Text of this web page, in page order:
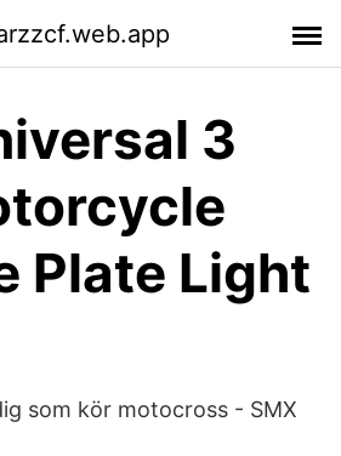
3
Plate Light
som kör motocross - SMX